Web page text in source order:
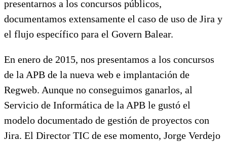
presentarnos a los concursos públicos,
documentamos extensamente el caso de uso de Jira y
el flujo específico para el Govern Balear.
En enero de 2015, nos presentamos a los concursos
de la APB de la nueva web e implantación de
Regweb. Aunque no conseguimos ganarlos, al
Servicio de Informática de la APB le gustó el
modelo documentado de gestión de proyectos con
Jira. El Director TIC de ese momento, Jorge Verdejo